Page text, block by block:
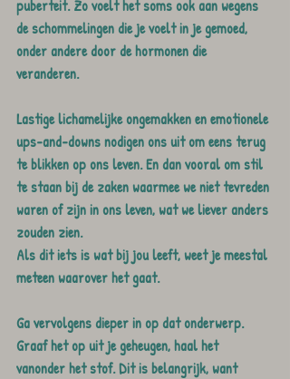
puberteit. Zo voelt het soms ook aan wegens
de schommelingen die je voelt in je gemoed,
onder andere door de hormonen die
veranderen.
Lastige lichamelijke ongemakken en emotionele
ups-and-downs nodigen ons uit om eens terug
te blikken op ons leven. En dan vooral om stil
te staan bij de zaken waarmee we niet tevreden
waren of zijn in ons leven, wat we liever anders
zouden zien.
Als dit iets is wat bij jou leeft, weet je meestal
meteen waarover het gaat.
Ga vervolgens dieper in op dat onderwerp.
Graaf het op uit je geheugen, haal het
vanonder het stof. Dit is belangrijk, want